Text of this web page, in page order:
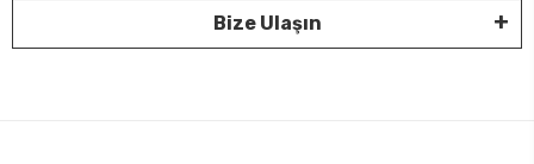
Bize Ulaşın